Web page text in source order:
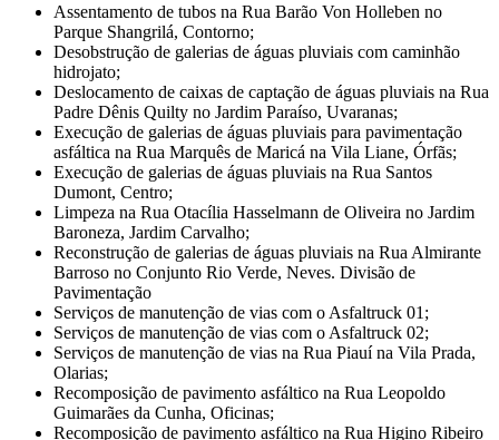
Assentamento de tubos na Rua Barão Von Holleben no
Parque Shangrilá, Contorno;
Desobstrução de galerias de águas pluviais com caminhão
hidrojato;
Deslocamento de caixas de captação de águas pluviais na Rua
Padre Dênis Quilty no Jardim Paraíso, Uvaranas;
Execução de galerias de águas pluviais para pavimentação
asfáltica na Rua Marquês de Maricá na Vila Liane, Órfãs;
Execução de galerias de águas pluviais na Rua Santos
Dumont, Centro;
Limpeza na Rua Otacília Hasselmann de Oliveira no Jardim
Baroneza, Jardim Carvalho;
Reconstrução de galerias de águas pluviais na Rua Almirante
Barroso no Conjunto Rio Verde, Neves. Divisão de
Pavimentação
Serviços de manutenção de vias com o Asfaltruck 01;
Serviços de manutenção de vias com o Asfaltruck 02;
Serviços de manutenção de vias na Rua Piauí na Vila Prada,
Olarias;
Recomposição de pavimento asfáltico na Rua Leopoldo
Guimarães da Cunha, Oficinas;
Recomposição de pavimento asfáltico na Rua Higino Ribeiro